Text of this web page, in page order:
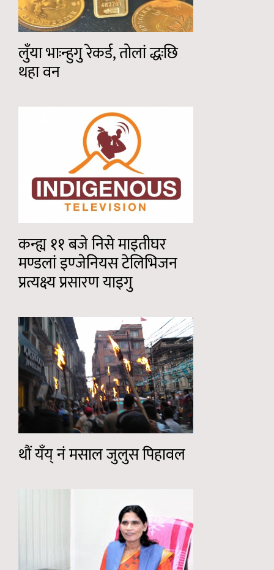
लुँया भाःन्हुगु रेकर्ड, तोलां द्धःछि
थहा वन
कन्ह्य ११ बजे निसे माइतीघर
मण्डलां इण्जेनियस टेलिभिजन
प्रत्यक्ष्य प्रसारण याइगु
थौं यँय् नं मसाल जुलुस पिहावल